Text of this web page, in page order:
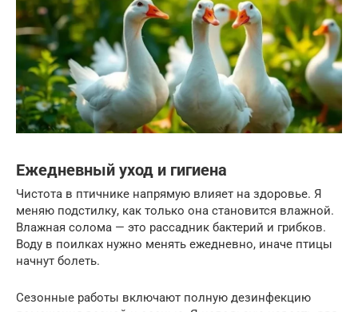
Ежедневный уход и гигиена
Чистота в птичнике напрямую влияет на здоровье. Я
меняю подстилку, как только она становится влажной.
Влажная солома — это рассадник бактерий и грибков.
Воду в поилках нужно менять ежедневно, иначе птицы
начнут болеть.
Сезонные работы включают полную дезинфекцию